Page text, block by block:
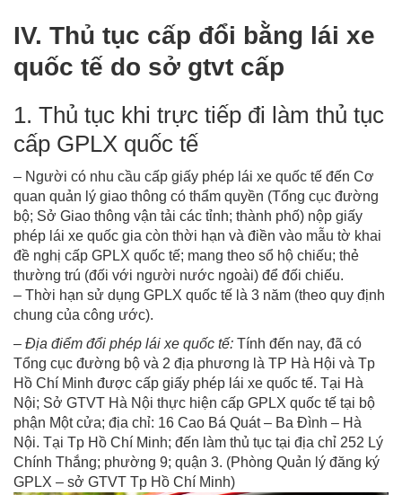
IV. Thủ tục cấp đổi bằng lái xe
quốc tế do sở gtvt cấp
1. Thủ tục khi trực tiếp đi làm thủ tục
cấp GPLX quốc tế
– Người có nhu cầu cấp giấy phép lái xe quốc tế đến Cơ
quan quản lý giao thông có thẩm quyền (Tổng cục đường
bộ; Sở Giao thông vận tải các tỉnh; thành phố) nộp giấy
phép lái xe quốc gia còn thời hạn và điền vào mẫu tờ khai
đề nghị cấp GPLX quốc tế; mang theo sổ hộ chiếu; thẻ
thường trú (đối với người nước ngoài) để đối chiếu.
– Thời hạn sử dụng GPLX quốc tế là 3 năm (theo quy định
chung của công ước).
– Địa điểm đổi phép lái xe quốc tế: Tính đến nay, đã có
Tổng cục đường bộ và 2 địa phương là TP Hà Hội và Tp
Hồ Chí Minh được cấp giấy phép lái xe quốc tế. Tại Hà
Nội; Sở GTVT Hà Nội thực hiện cấp GPLX quốc tế tại bộ
phận Một cửa; địa chỉ: 16 Cao Bá Quát – Ba Đình – Hà
Nội. Tại Tp Hồ Chí Minh; đến làm thủ tục tại địa chỉ 252 Lý
Chính Thắng; phường 9; quận 3. (Phòng Quản lý đăng ký
GPLX – sở GTVT Tp Hồ Chí Minh)